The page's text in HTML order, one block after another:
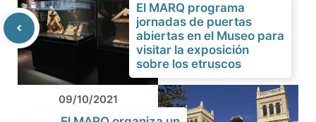
El MARQ programa
jornadas de puertas
abiertas en el Museo para
visitar la exposición
sobre los etruscos
09/10/2021